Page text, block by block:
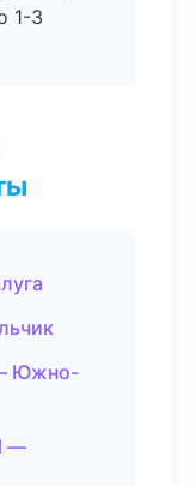
1-3
Южно-
—